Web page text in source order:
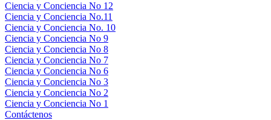
Ciencia y Conciencia No 12
Ciencia y Conciencia No.11
Ciencia y Conciencia No. 10
Ciencia y Conciencia No 9
Ciencia y Conciencia No 8
Ciencia y Conciencia No 7
Ciencia y Conciencia No 6
Ciencia y Conciencia No 3
Ciencia y Conciencia No 2
Ciencia y Conciencia No 1
Contáctenos